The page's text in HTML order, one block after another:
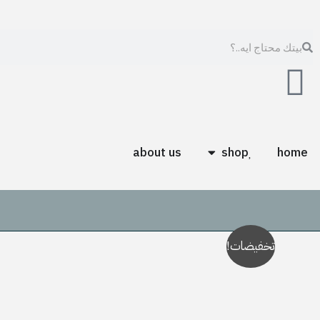
المحتوى
Search
home
shop
Open shop
about us
تخفيضات!